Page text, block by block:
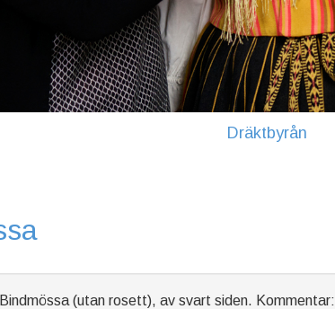
Dräktbyrån
(utan rosett), av svart siden.